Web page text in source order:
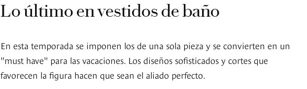
Lo último en vestidos de baño
En esta temporada se imponen los de una sola pieza y se convierten en un
"must have" para las vacaciones. Los diseños sofisticados y cortes que
favorecen la figura hacen que sean el aliado perfecto.